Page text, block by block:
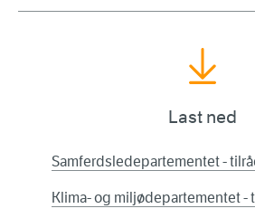
Last ned
Samferdsledepartementet -
Klima- og miljødepartementet